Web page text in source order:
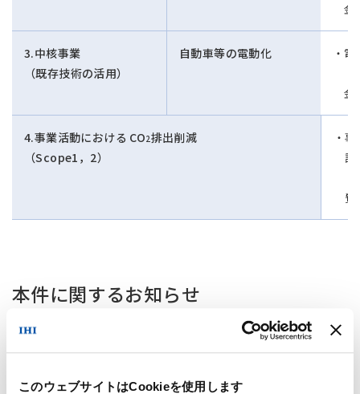
このウェブサイトはCookieを使用します
金
3.中核事業
（既存技術の活用）
自動車等の電動化
電
金
4.事業活動における CO2排出削減
（Scope1，2）
事
設
費
本件に関するお知らせ
リンク